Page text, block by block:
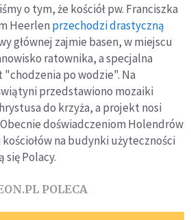
o tym, że kościół pw. Franciszka
Heerlen przechodzi drastyczną
głównej zajmie basen, w miejscu
ratownika, a specjalna
po wodzie". Na
przedstawiono mozaiki
do krzyża, a projekt nosi
doświadczeniom Holendrów
na budynki użyteczności
Polacy.
POLECA